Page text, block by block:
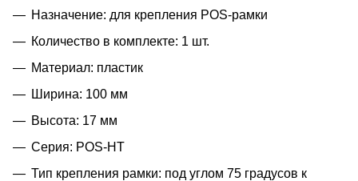
Назначение: для крепления POS-рамки
Количество в комплекте: 1 шт.
Материал: пластик
Ширина: 100 мм
Высота: 17 мм
Cерия: POS-HT
Тип крепления рамки: под углом 75 градусов к